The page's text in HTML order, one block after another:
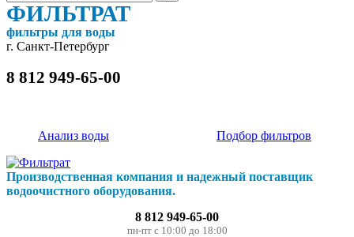
ФИЛЬТРАТ
фильтры для воды
г. Санкт-Петербург
8 812 949-65-00
Анализ воды Подбор фильтров
Производственная компания и надежный поставщик
водоочистного оборудования.
8 812 949-65-00
пн-пт с 10:00 до 18:00